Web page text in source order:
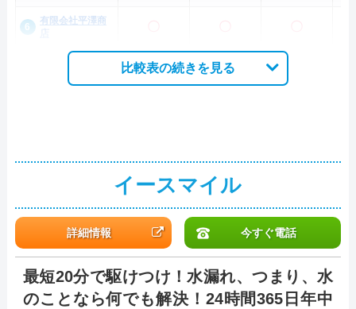
有限会社平澤商
比較表の続きを見る
イースマイル
詳細情報 今すぐ電話
最短20分で駆けつけ！水漏れ、つまり、水
のことなら何でも解決！24時間365日年中